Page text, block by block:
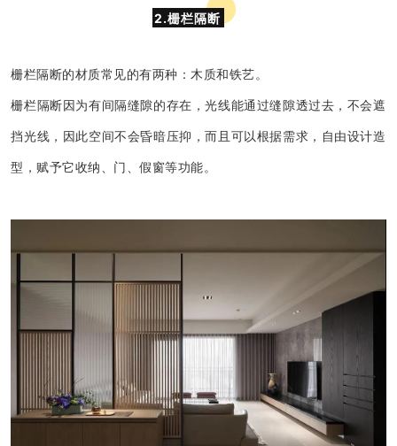
2.栅栏隔断
栅栏隔断的材质常见的有两种：木质和铁艺。
栅栏隔断因为有间隔缝隙的存在，光线能通过缝隙透过去，不会遮
挡光线，因此空间不会昏暗压抑，而且可以根据需求，自由设计造
型，赋予它收纳、门、假窗等功能。